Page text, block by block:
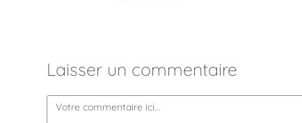
Laisser un commentaire